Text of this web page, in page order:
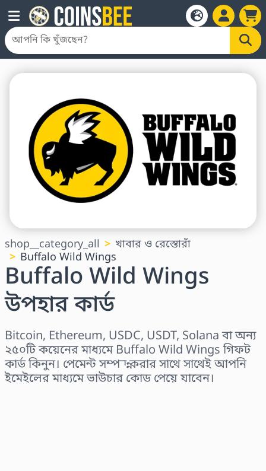
shop__category_all
খাবার ও রেস্তোরাঁ
Buffalo Wild Wings
Buffalo Wild Wings
উপহার কার্ড
Bitcoin, Ethereum, USDC, USDT, Solana বা অন্য
২৫০টি কয়েনের মাধ্যমে Buffalo Wild Wings গিফট
কার্ড কিনুন। পেমেন্ট সম্পন্ন করার সাথে সাথেই আপনি
ইমেইলের মাধ্যমে ভাউচার কোড পেয়ে যাবেন।